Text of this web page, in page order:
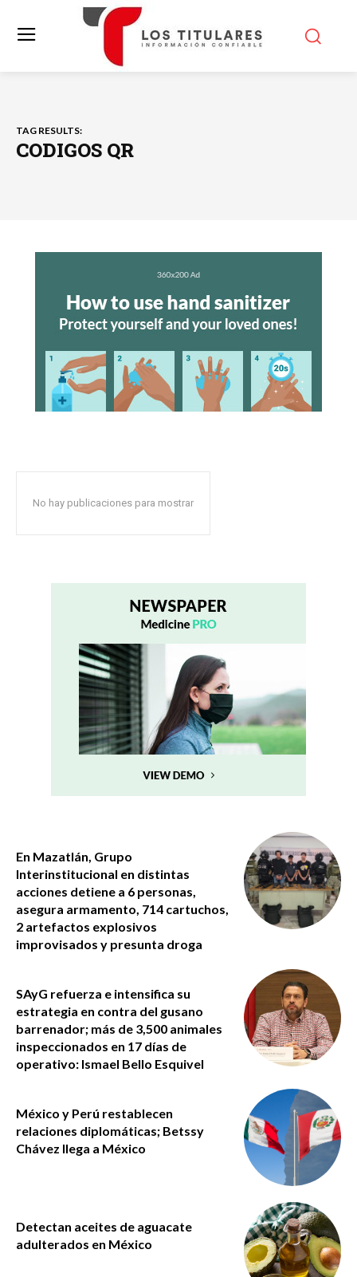
TAG RESULTS:
CODIGOS QR
No hay publicaciones para mostrar
En Mazatlán, Grupo
Interinstitucional en distintas
acciones detiene a 6 personas,
asegura armamento, 714 cartuchos,
2 artefactos explosivos
improvisados y presunta droga
SAyG refuerza e intensifica su
estrategia en contra del gusano
barrenador; más de 3,500 animales
inspeccionados en 17 días de
operativo: Ismael Bello Esquivel
México y Perú restablecen
relaciones diplomáticas; Betssy
Chávez llega a México
Detectan aceites de aguacate
adulterados en México